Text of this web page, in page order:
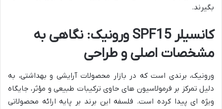
بگیرند.
کانسیلر SPF15 ورونیک: نگاهی به
مشخصات اصلی و طراحی
ورونیک، برندی است که در بازار محصولات آرایشی و بهداشتی، به
دلیل تمرکز بر فرمولاسیون های حاوی ترکیبات طبیعی و مؤثر، جایگاه
ویژه ای پیدا کرده است. فلسفه این برند بر پایه ارائه محصولاتی